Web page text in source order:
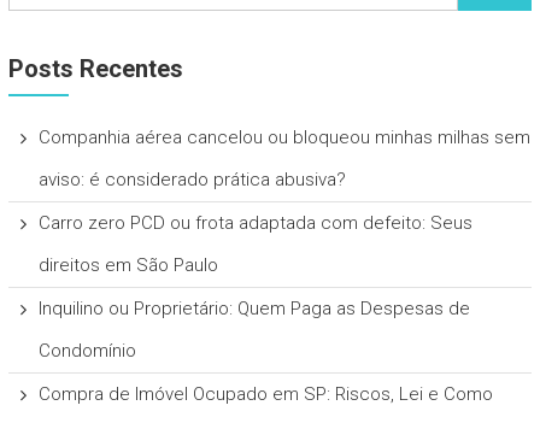
Posts Recentes
Companhia aérea cancelou ou bloqueou minhas milhas sem
aviso: é considerado prática abusiva?
Carro zero PCD ou frota adaptada com defeito: Seus
direitos em São Paulo
Inquilino ou Proprietário: Quem Paga as Despesas de
Condomínio
Compra de Imóvel Ocupado em SP: Riscos, Lei e Como